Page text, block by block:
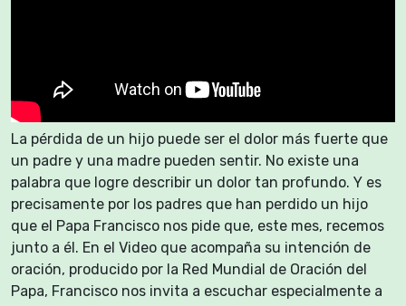
La pérdida de un hijo puede ser el dolor más fuerte que
un padre y una madre pueden sentir. No existe una
palabra que logre describir un dolor tan profundo. Y es
precisamente por los padres que han perdido un hijo
que el Papa Francisco nos pide que, este mes, recemos
junto a él. En el Video que acompaña su intención de
oración, producido por la Red Mundial de Oración del
Papa, Francisco nos invita a escuchar especialmente a